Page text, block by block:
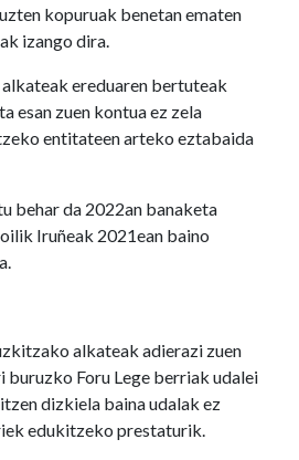
kopuruak benetan ematen
izango dira.
ereduaren bertuteak
esan zuen kontua ez zela
entitateen arteko eztabaida
behar da 2022an banaketa
Iruñeak 2021ean baino
alkateak adierazi zuen
buruzko Foru Lege berriak udalei
dizkiela baina udalak ez
edukitzeko prestaturik.